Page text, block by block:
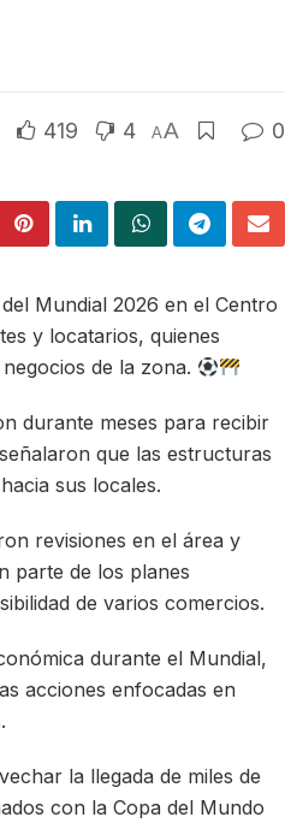
419 4 AA 0
Mundial 2026 en el Centro
y locatarios, quienes
de la zona.
durante meses para recibir
que las estructuras
sus locales.
revisiones en el área y
parte de los planes
de varios comercios.
durante el Mundial,
acciones enfocadas en
la llegada de miles de
con la Copa del Mundo